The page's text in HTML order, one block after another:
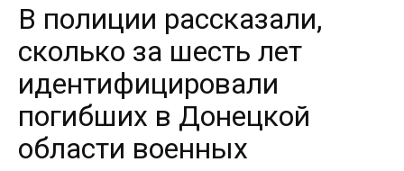
В полиции рассказали,
сколько за шесть лет
идентифицировали
погибших в Донецкой
области военных